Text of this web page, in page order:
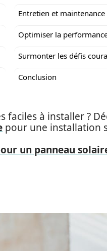
Entretien et maintenance
Optimiser la
Surmonter les défis
Conclusion
faciles à installer ?
pour une installation
un panneau